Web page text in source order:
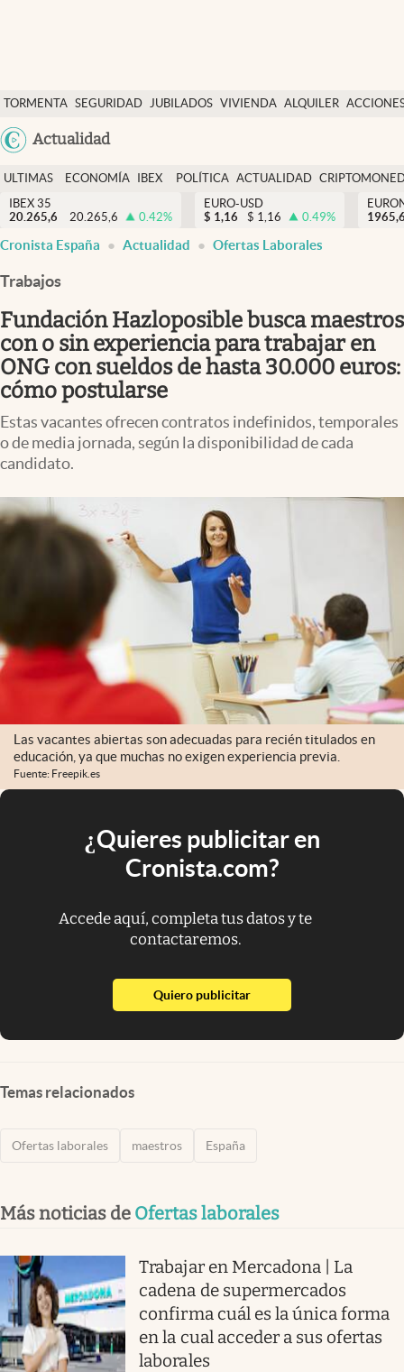
TORMENTA SEGURIDAD JUBILADOS VIVIENDA ALQUILER
USA
Actualidad
Economía y finanzas
Política
Actualidad
Criptomonedas
España
ULTIMAS
NOTICIAS
ECONOMÍA
FINANZAS
IBEX
EURO
POLÍTICA ACTUALIDAD
IBEX 35
20.265,6
20.265,6 0.42%
EURO-USD
$ 1,16 $ 1,16 0.49%
Cronista España Actualidad Ofertas Laborales
Trabajos
Fundación Hazloposible busca maestros
con o sin experiencia para trabajar en
ONG con sueldos de hasta 30.000 euros:
cómo postularse
Estas vacantes ofrecen contratos indefinidos, temporales
o de media jornada, según la disponibilidad de cada
candidato.
Las vacantes abiertas son adecuadas para recién titulados en
educación, ya que muchas no exigen experiencia previa.
Fuente: Freepik.es
¿Quieres publicitar en
Cronista.com?
Accede aquí, completa tus datos y te
contactaremos.
Quiero publicitarabre en nueva pestaña
Temas relacionados
Ofertas laborales maestros España
Más noticias de Ofertas laborales
Trabajar en Mercadona | La
cadena de supermercados
confirma cuál es la única forma
en la cual acceder a sus ofertas
laborales